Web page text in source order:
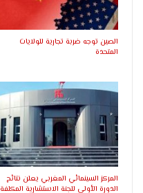
الصين توجه ضربة تجارية للولايات
المتحدة
المركز السينمائي المغربي يعلن نتائج
الدورة الأولى للجنة الاستشارية المكلفة